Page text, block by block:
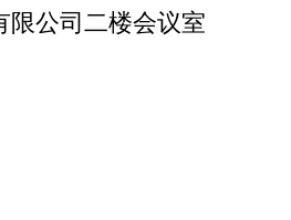
限公司二楼会议室